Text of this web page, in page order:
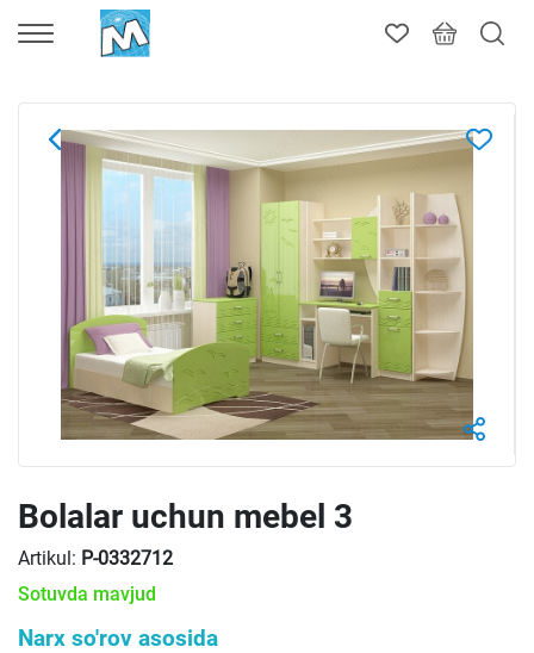
Bolalar uchun mebel 3
Artikul: P-0332712
Sotuvda mavjud
Narx so'rov asosida